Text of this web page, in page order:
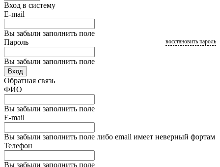
Вход в систему
E-mail
Вы забыли заполнить поле
Пароль
Вы забыли заполнить поле
восстановить пароль
Вход
Обратная связь
ФИО
Вы забыли заполнить поле
E-mail
Вы забыли заполнить поле либо email имеет неверный фортам
Телефон
Вы забыли заполнить поле